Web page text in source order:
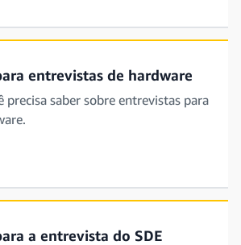
entrevistas de hardware
precisa saber sobre entrevistas para
a entrevista do SDE